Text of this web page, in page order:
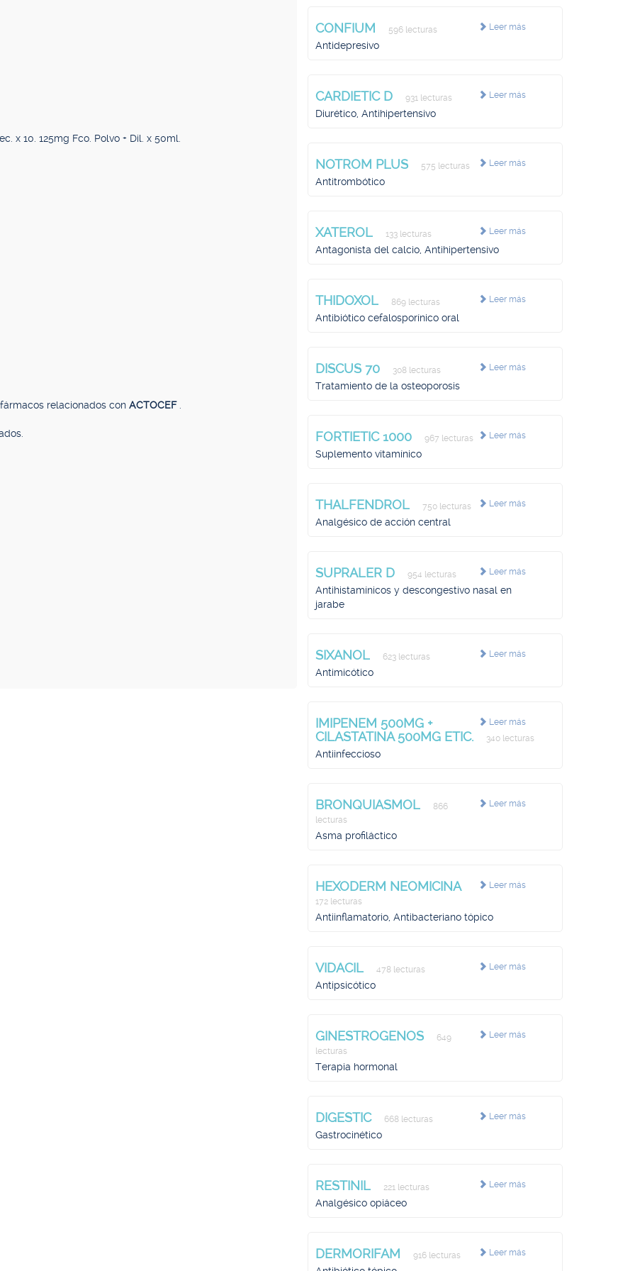
x 10. 125mg Fco. Polvo + Dil. x 50ml.
relacionados con ACTOCEF
Leer más
CONFIUM 596 lecturas
Antidepresivo
Leer más
CARDIETIC D 931 lecturas
Diurético, Antihipertensivo
Leer más
NOTROM PLUS 575 lecturas
Antitrombótico
Leer más
XATEROL 133 lecturas
Antagonista del calcio, Antihipertensivo
Leer más
THIDOXOL 869 lecturas
Antibiótico cefalosporínico oral
Leer más
DISCUS 70 308 lecturas
Tratamiento de la osteoporosis
Leer más
FORTIETIC 1000 967 lecturas
Suplemento vitamínico
Leer más
THALFENDROL 750 lecturas
Analgésico de acción central
Leer más
SUPRALER D 954 lecturas
Antihistamínicos y descongestivo nasal en
jarabe
Leer más
SIXANOL 623 lecturas
Antimicótico
Leer más
IMIPENEM 500MG +
CILASTATINA 500MG ETIC.
340 lecturas
Antiinfeccioso
Leer más
BRONQUIASMOL
866
lecturas
Asma profiláctico
Leer más
HEXODERM NEOMICINA
172 lecturas
Antiinflamatorio, Antibacteriano tópico
Leer más
VIDACIL 478 lecturas
Antipsicótico
Leer más
GINESTROGENOS
649
lecturas
Terapia hormonal
Leer más
DIGESTIC 668 lecturas
Gastrocinético
Leer más
RESTINIL 221 lecturas
Analgésico opiáceo
Leer más
DERMORIFAM 916 lecturas